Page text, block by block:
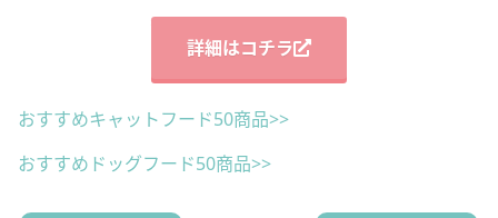
詳細はコチラ
おすすめキャットフード50商品>>
おすすめドッグフード50商品>>